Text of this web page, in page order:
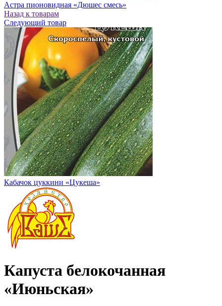
Астра пионовидная «Дюшес смесь»
Назад к товарам
Следующий товар
Кабачок цуккини «Цукеша»
Капуста белокочанная
«Июньская»